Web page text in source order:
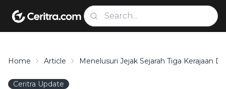
Home Article Menelusuri Jejak Sejarah Tiga Kerajaan
Ceritra Update